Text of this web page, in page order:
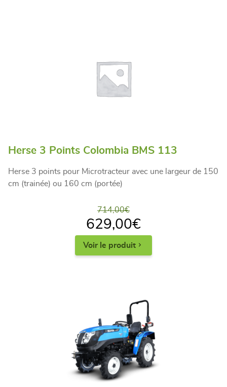
Herse 3 Points Colombia BMS 113
Herse 3 points pour Microtracteur avec une largeur de 150
cm (trainée) ou 160 cm (portée)
714,00€
629,00€
Voir le produit